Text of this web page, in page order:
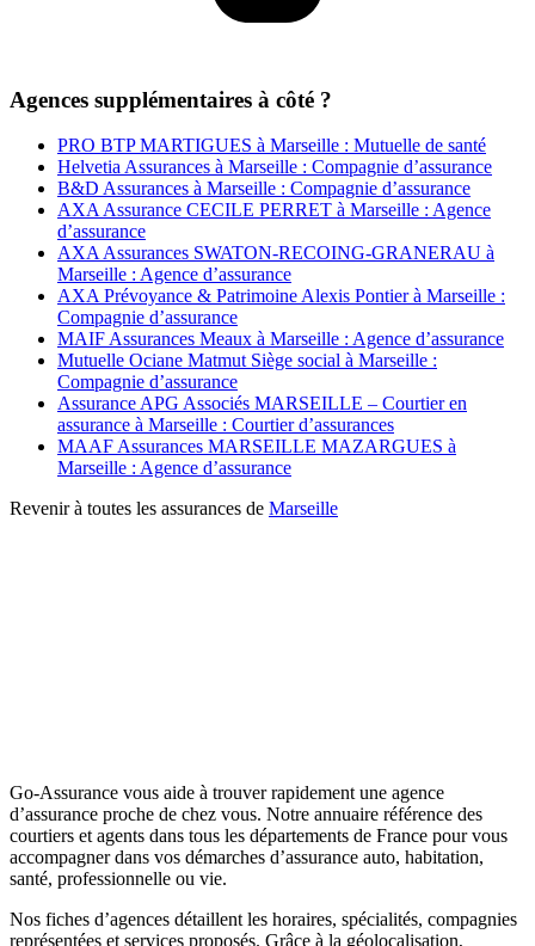
Agences supplémentaires à côté ?
PRO BTP MARTIGUES à Marseille : Mutuelle de santé
Helvetia Assurances à Marseille : Compagnie d’assurance
B&D Assurances à Marseille : Compagnie d’assurance
AXA Assurance CECILE PERRET à Marseille : Agence
d’assurance
AXA Assurances SWATON-RECOING-GRANERAU à
Marseille : Agence d’assurance
AXA Prévoyance & Patrimoine Alexis Pontier à Marseille :
Compagnie d’assurance
MAIF Assurances Meaux à Marseille : Agence d’assurance
Mutuelle Ociane Matmut Siège social à Marseille :
Compagnie d’assurance
Assurance APG Associés MARSEILLE – Courtier en
assurance à Marseille : Courtier d’assurances
MAAF Assurances MARSEILLE MAZARGUES à
Marseille : Agence d’assurance
Revenir à toutes les assurances de Marseille
Go-Assurance vous aide à trouver rapidement une agence
d’assurance proche de chez vous. Notre annuaire référence des
courtiers et agents dans tous les départements de France pour vous
accompagner dans vos démarches d’assurance auto, habitation,
santé, professionnelle ou vie.
Nos fiches d’agences détaillent les horaires, spécialités, compagnies
représentées et services proposés. Grâce à la géolocalisation,